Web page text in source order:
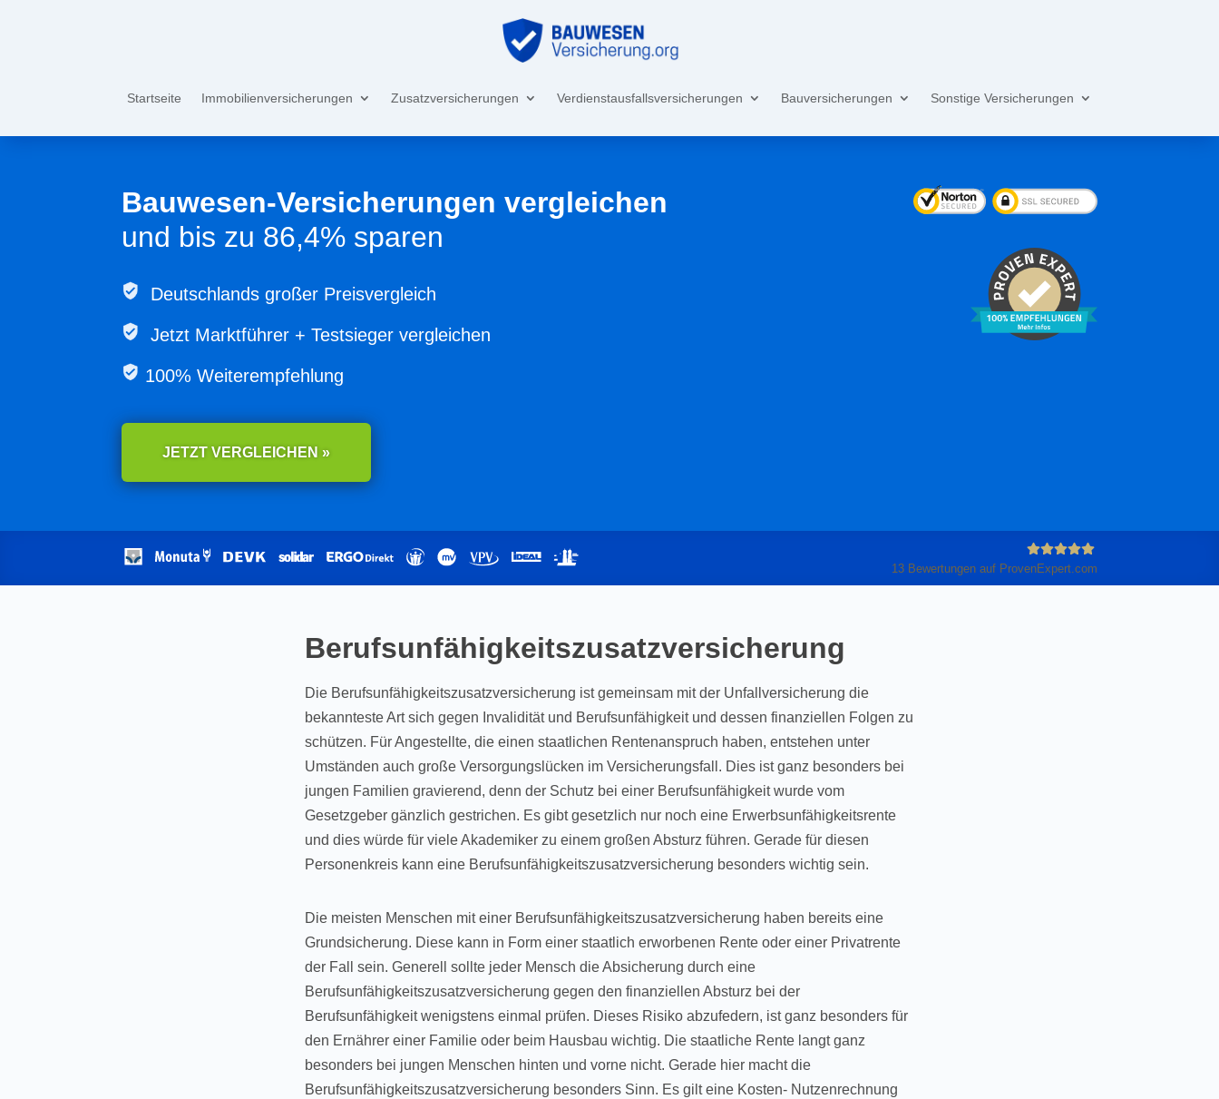
Startseite Immobilienversicherungen Zusatzversicherungen Verdienstausfallsversicherungen Bauversicherungen Sonstige Versicherungen
Bauwesen-Versicherungen vergleichen
und bis zu 86,4% sparen
Deutschlands großer Preisvergleich
Jetzt Marktführer + Testsieger vergleichen
100% Weiterempfehlung
JETZT VERGLEICHEN »
13Bewertungen auf ProvenExpert.com
Berufsunfähigkeitszusatzversicherung
Die Berufsunfähigkeitszusatzversicherung ist gemeinsam mit der Unfallversicherung die
bekannteste Art sich gegen Invalidität und Berufsunfähigkeit und dessen finanziellen Folgen zu
schützen. Für Angestellte, die einen staatlichen Rentenanspruch haben, entstehen unter
Umständen auch große Versorgungslücken im Versicherungsfall. Dies ist ganz besonders bei
jungen Familien gravierend, denn der Schutz bei einer Berufsunfähigkeit wurde vom
Gesetzgeber gänzlich gestrichen. Es gibt gesetzlich nur noch eine Erwerbsunfähigkeitsrente
und dies würde für viele Akademiker zu einem großen Absturz führen. Gerade für diesen
Personenkreis kann eine Berufsunfähigkeitszusatzversicherung besonders wichtig sein.
Die meisten Menschen mit einer Berufsunfähigkeitszusatzversicherung haben bereits eine
Grundsicherung. Diese kann in Form einer staatlich erworbenen Rente oder einer Privatrente
der Fall sein. Generell sollte jeder Mensch die Absicherung durch eine
Berufsunfähigkeitszusatzversicherung gegen den finanziellen Absturz bei der
Berufsunfähigkeit wenigstens einmal prüfen. Dieses Risiko abzufedern, ist ganz besonders für
den Ernährer einer Familie oder beim Hausbau wichtig. Die staatliche Rente langt ganz
besonders bei jungen Menschen hinten und vorne nicht. Gerade hier macht die
Berufsunfähigkeitszusatzversicherung besonders Sinn. Es gilt eine Kosten- Nutzenrechnung